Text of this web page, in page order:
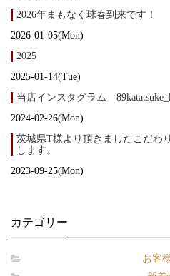
2026年まもなく球春到来です！
2026-01-05(Mon)
2025
2025-01-14(Tue)
当店インスタグラム
2024-02-26(Mon)
茨城県T様より頂きましたこだわ
します。
2023-09-25(Mon)
カテゴリー
お客